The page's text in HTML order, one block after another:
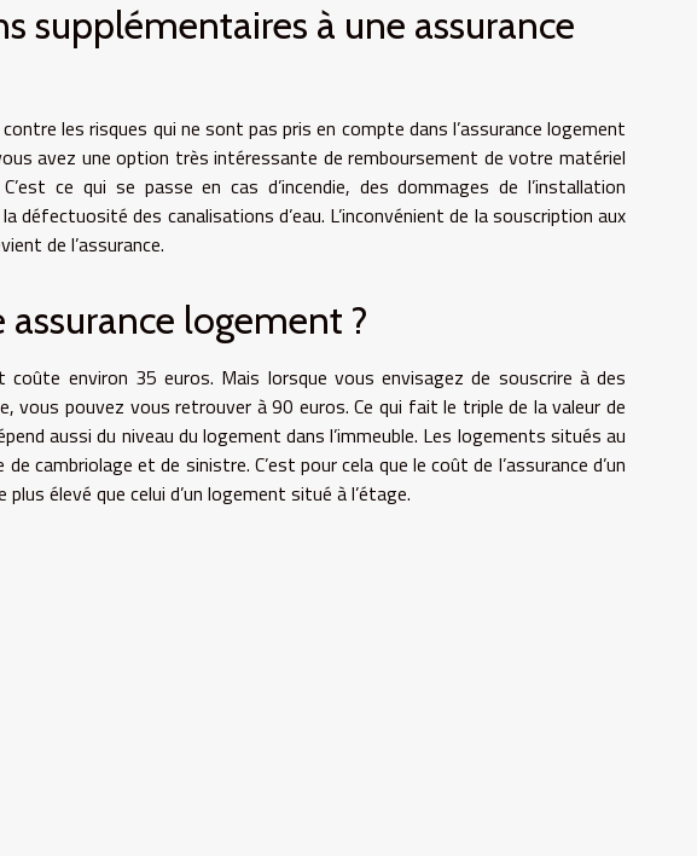
supplémentaires à une assurance
les risques qui ne sont pas pris en compte dans l’assurance logement
avez une option très intéressante de remboursement de votre matériel
ce qui se passe en cas d’incendie, des dommages de l’installation
défectuosité des canalisations d’eau. L’inconvénient de la souscription aux
de l’assurance.
logement ?
coûte environ 35 euros. Mais lorsque vous envisagez de souscrire à des
vous pouvez vous retrouver à 90 euros. Ce qui fait le triple de la valeur de
aussi du niveau du logement dans l’immeuble. Les logements situés au
cambriolage et de sinistre. C’est pour cela que le coût de l’assurance d’un
élevé que celui d’un logement situé à l’étage.